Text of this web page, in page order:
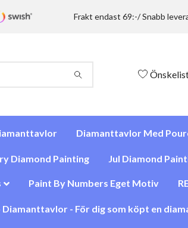
Frakt endast 69:-/ Snabb
Diamanttavlor Med
Diamond Painting Jul Diamond
Paint By Numbers Eget Motiv
Diamanttavlor - För dig som köpt en